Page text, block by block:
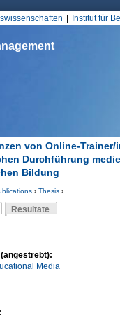
Institut für
von Online-
Durchführung
Bildung
› Thesis›
Resultate
Media